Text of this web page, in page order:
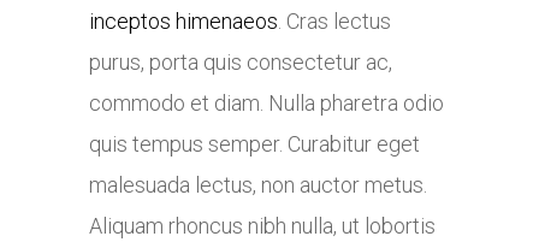
inceptos himenaeos. Cras lectus
purus, porta quis consectetur ac,
commodo et diam. Nulla pharetra odio
quis tempus semper. Curabitur eget
malesuada lectus, non auctor metus.
Aliquam rhoncus nibh nulla, ut lobortis